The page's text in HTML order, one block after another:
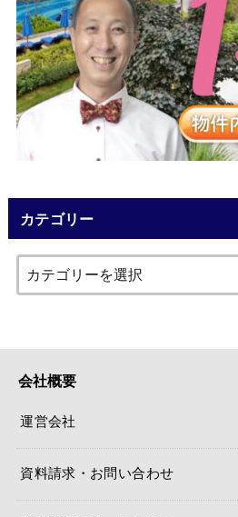
カテゴリー
会社概要
運営会社
資料請求・お問い合わせ